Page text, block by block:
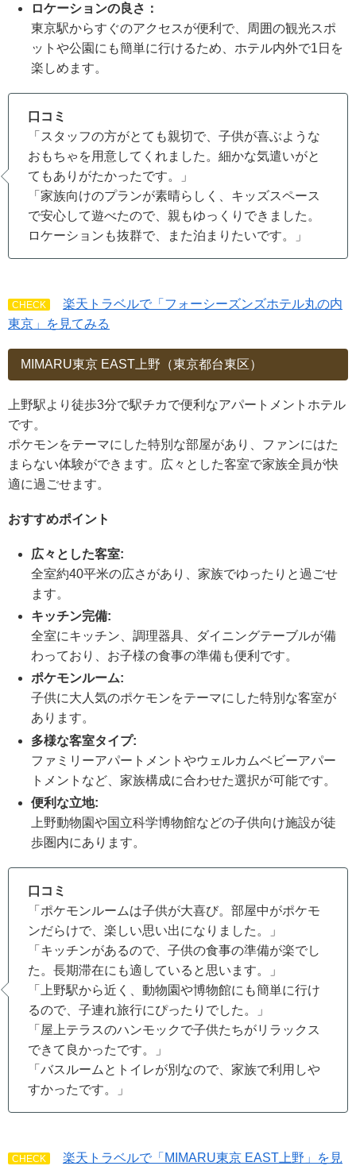
ロケーションの良さ：
東京駅からすぐのアクセスが便利で、周囲の観光スポ
ットや公園にも簡単に行けるため、ホテル内外で1日を
楽しめます。
口コミ
「スタッフの方がとても親切で、子供が喜ぶような
おもちゃを用意してくれました。細かな気遣いがと
てもありがたかったです。」
「家族向けのプランが素晴らしく、キッズスペース
で安心して遊べたので、親もゆっくりできました。
ロケーションも抜群で、また泊まりたいです。」
CHECK
楽天トラベルで「フォーシーズンズホテル丸の内
東京」を⾒てみる
MIMARU東京 EAST上野（東京都台東区）
上野駅より徒歩3分で駅チカで便利なアパートメントホテル
です。
ポケモンをテーマにした特別な部屋があり、ファンにはた
まらない体験ができます。広々とした客室で家族全員が快
適に過ごせます。
おすすめポイント
広々とした客室:
全室約40平米の広さがあり、家族でゆったりと過ごせ
ます。
キッチン完備:
全室にキッチン、調理器具、ダイニングテーブルが備
わっており、お子様の食事の準備も便利です。
ポケモンルーム:
子供に大人気のポケモンをテーマにした特別な客室が
あります。
多様な客室タイプ:
ファミリーアパートメントやウェルカムベビーアパー
トメントなど、家族構成に合わせた選択が可能です。
便利な立地:
上野動物園や国立科学博物館などの子供向け施設が徒
歩圏内にあります。
口コミ
「ポケモンルームは子供が大喜び。部屋中がポケモ
ンだらけで、楽しい思い出になりました。」
「キッチンがあるので、子供の食事の準備が楽でし
た。長期滞在にも適していると思います。」
「上野駅から近く、動物園や博物館にも簡単に行け
るので、子連れ旅行にぴったりでした。」
「屋上テラスのハンモックで子供たちがリラックス
できて良かったです。」
「バスルームとトイレが別なので、家族で利用しや
すかったです。」
CHECK
楽天トラベルで「MIMARU東京 EAST上野」を⾒